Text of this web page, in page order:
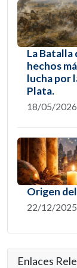
La Batalla
hechos
lucha por
Plata.
18/05/2026
Origen
22/12/2025
Enlaces